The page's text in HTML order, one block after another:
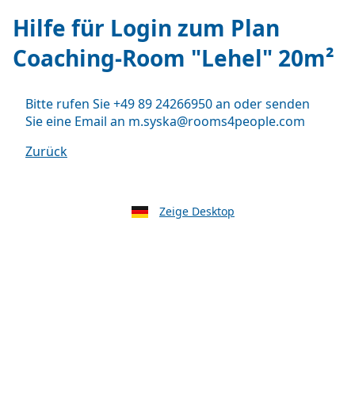
Hilfe für Login zum Plan
Coaching-Room "Lehel" 20m²
Bitte rufen Sie +49 89 24266950 an oder senden
Sie eine Email an m.syska@rooms4people.com
Zurück
Zeige Desktop